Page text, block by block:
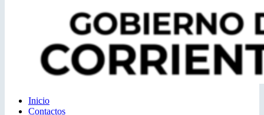
Inicio
Contactos